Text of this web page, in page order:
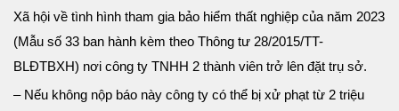
Xã hội về tình hình tham gia bảo hiểm thất nghiệp của năm 2023
(Mẫu số 33 ban hành kèm theo Thông tư 28/2015/TT-
BLĐTBXH) nơi công ty TNHH 2 thành viên trở lên đặt trụ sở.
– Nếu không nộp báo này công ty có thể bị xử phạt từ 2 triệu